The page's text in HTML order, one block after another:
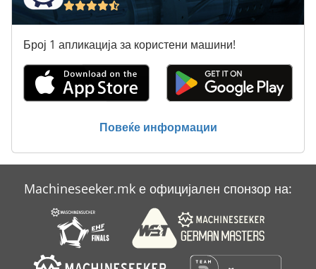
Takamaz
Vacublast
Vqc
Webac
Аголна Брзина
Видов
Видов Целосно Автоматски
Број 1 апликација за користени машини!
Повеќе информации
Machineseeker.mk е официјален спонзор на: